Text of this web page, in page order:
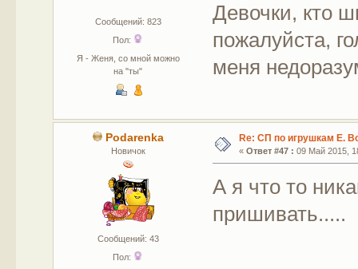
Сообщений: 823
Пол:
Я - Женя, со мной можно
на "ты"
Девочки, кто
пожалуйста,
меня
Podarenka
Новичок
Сообщений: 43
Пол:
Re: СП по игрушкам Е.
« Ответ #47 : 09 Май 2015,
А я что то
пришивать.....